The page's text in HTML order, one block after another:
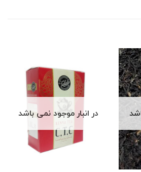
در انبار موجود نمی باشد